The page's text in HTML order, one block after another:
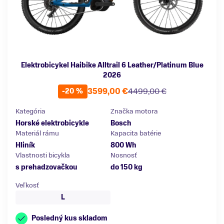
Elektrobicykel Haibike Alltrail 6 Leather/Platinum Blue
2026
-20 %
4499,00 €
3599,00 €
Kategória
Horské elektrobicykle
Značka motora
Bosch
Materiál rámu
Hliník
Kapacita batérie
800 Wh
Vlastnosti bicykla
s prehadzovačkou
Nosnosť
do 150 kg
Veľkosť
L
Posledný kus skladom